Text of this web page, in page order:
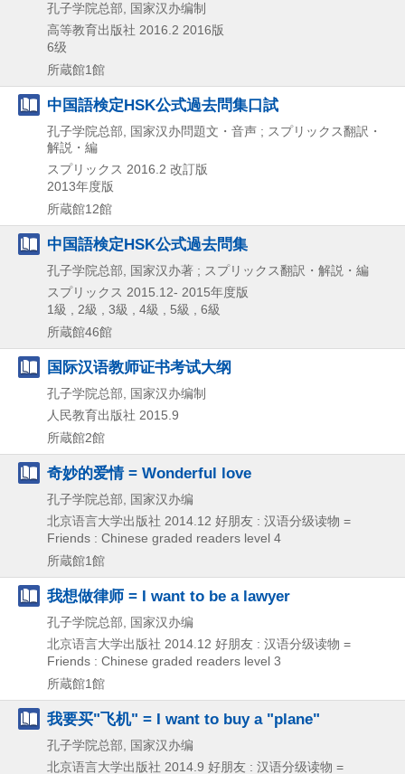
孔子学院总部, 国家汉办编制
高等教育出版社 2016.2 2016版
6级
所蔵館1館
中国語検定HSK公式過去問集口試
孔子学院总部, 国家汉办問題文・音声 ; スプリックス翻訳・
解説・編
スプリックス 2016.2 改訂版
2013年度版
所蔵館12館
中国語検定HSK公式過去問集
孔子学院总部, 国家汉办著 ; スプリックス翻訳・解説・編
スプリックス 2015.12- 2015年度版
1級 , 2級 , 3級 , 4級 , 5級 , 6級
所蔵館46館
国际汉语教师证书考试大纲
孔子学院总部, 国家汉办编制
人民教育出版社 2015.9
所蔵館2館
奇妙的爱情 = Wonderful love
孔子学院总部, 国家汉办编
北京语言大学出版社 2014.12 好朋友 : 汉语分级读物 =
Friends : Chinese graded readers level 4
所蔵館1館
我想做律师 = I want to be a lawyer
孔子学院总部, 国家汉办编
北京语言大学出版社 2014.12 好朋友 : 汉语分级读物 =
Friends : Chinese graded readers level 3
所蔵館1館
我要买"飞机" = I want to buy a "plane"
孔子学院总部, 国家汉办编
北京语言大学出版社 2014.9 好朋友 : 汉语分级读物 =